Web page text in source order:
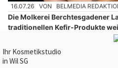
16.07.26 VON BELMEDIA
Die Molkerei Berchtesgadener
traditionellen Kefir-Produkte
sowie der Bio-Kefir mild in
sofort 15 verschiedene lebende
und greifen damit den Trend zu